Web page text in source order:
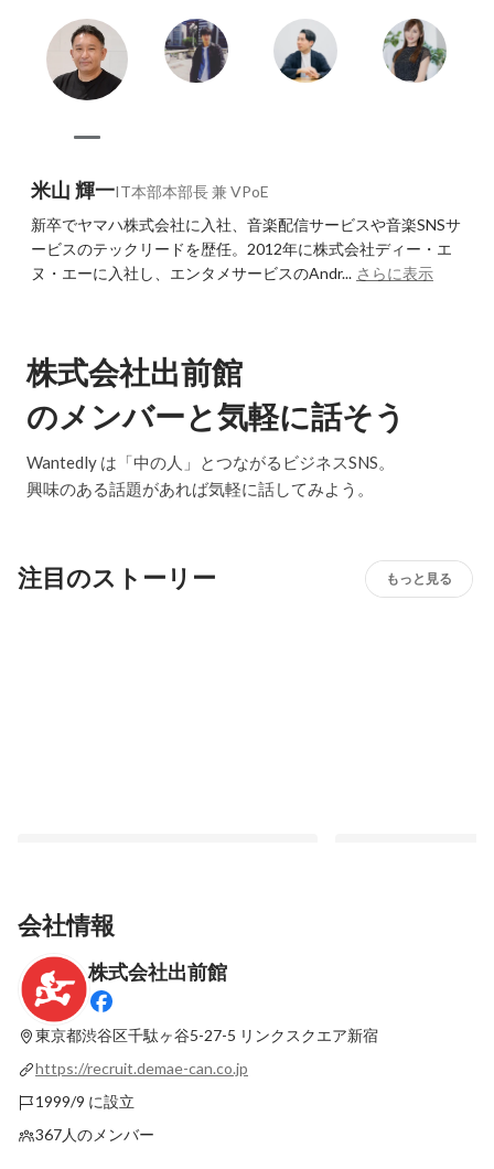
米山 輝一IT本部本部長 兼 VPoE
新卒でヤマハ株式会社に入社、音楽配信サービスや音楽SNSサ
ービスのテックリードを歴任。2012年に株式会社ディー・エ
ヌ・エーに入社し、エンタメサービスのAndr... さらに表示
株式会社出前館
のメンバーと気軽に話そう
Wantedly は「中の人」とつながるビジネスSNS。
興味のある話題があれば気軽に話してみよう。
注目のストーリー もっと見る
双方向のコミュニケーションを重視！「カ
ジュアル面談」にかける出前館の思い
固定された投稿 固定された投稿
会社情報
株式会社出前館
東京都渋谷区千駄ヶ谷5-27-5 リンクスクエア新宿
https://recruit.demae-can.co.jp
1999/9 に設立
367人のメンバー